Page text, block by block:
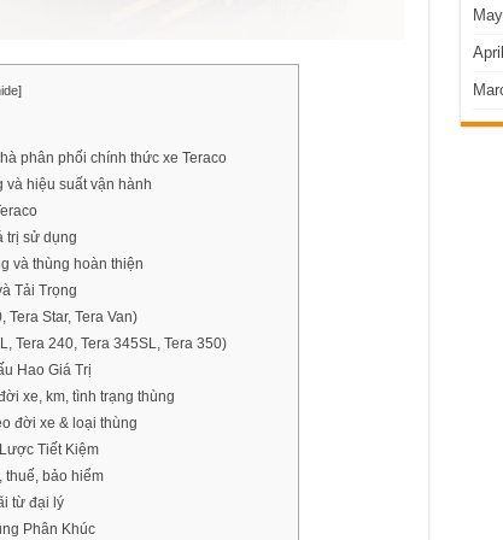
]
phân phối chính thức xe Teraco
và hiệu suất vận hành
trị sử dụng
và thùng hoàn thiện
Tải Trọng
Tera Star, Tera Van)
Tera 240, Tera 345SL, Tera 350)
Hao Giá Trị
xe, km, tình trạng thùng
đời xe & loại thùng
Tiết Kiệm
thuế, bảo hiểm
từ đại lý
Phân Khúc